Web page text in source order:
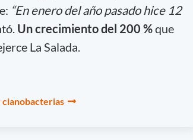
“En enero del año pasado hice 12
Un crecimiento del 200 %que
La Salada.
cianobacterias